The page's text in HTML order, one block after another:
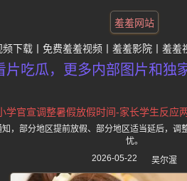
羞羞网站
频下载 免费羞羞视频 羞羞影院 羞羞
片吃瓜，更多内部图片和独
学官宣调整暑假放假时间-家长学生反应
，部分地区提前放假、部分地区适当延后，
忧。
2026-05-22
吴尔渥